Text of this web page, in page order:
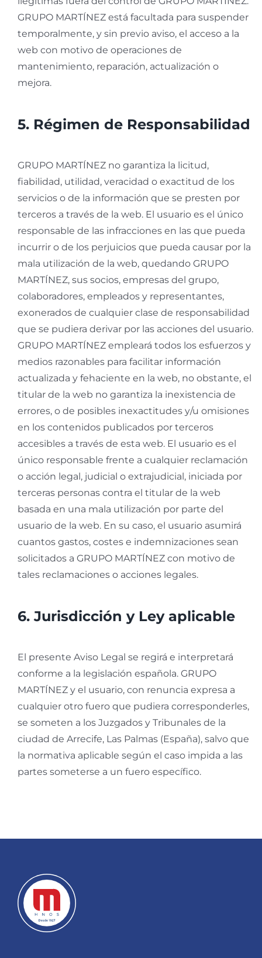
GRUPO MARTÍNEZ está facultada para suspender
temporalmente, y sin previo aviso, el acceso a la
web con motivo de operaciones de
mantenimiento, reparación, actualización o
mejora.
5. Régimen de Responsabilidad
GRUPO MARTÍNEZ no garantiza la licitud,
fiabilidad, utilidad, veracidad o exactitud de los
servicios o de la información que se presten por
terceros a través de la web. El usuario es el único
responsable de las infracciones en las que pueda
incurrir o de los perjuicios que pueda causar por la
mala utilización de la web, quedando GRUPO
MARTÍNEZ, sus socios, empresas del grupo,
colaboradores, empleados y representantes,
exonerados de cualquier clase de responsabilidad
que se pudiera derivar por las acciones del usuario.
GRUPO MARTÍNEZ empleará todos los esfuerzos y
medios razonables para facilitar información
actualizada y fehaciente en la web, no obstante, el
titular de la web no garantiza la inexistencia de
errores, o de posibles inexactitudes y/u omisiones
en los contenidos publicados por terceros
accesibles a través de esta web. El usuario es el
único responsable frente a cualquier reclamación
o acción legal, judicial o extrajudicial, iniciada por
terceras personas contra el titular de la web
basada en una mala utilización por parte del
usuario de la web. En su caso, el usuario asumirá
cuantos gastos, costes e indemnizaciones sean
solicitados a GRUPO MARTÍNEZ con motivo de
tales reclamaciones o acciones legales.
6. Jurisdicción y Ley aplicable
El presente Aviso Legal se regirá e interpretará
conforme a la legislación española. GRUPO
MARTÍNEZ y el usuario, con renuncia expresa a
cualquier otro fuero que pudiera corresponderles,
se someten a los Juzgados y Tribunales de la
ciudad de Arrecife, Las Palmas (España), salvo que
la normativa aplicable según el caso impida a las
partes someterse a un fuero específico.